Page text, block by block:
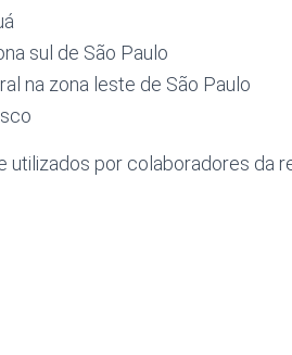
sul de São Paulo
na zona leste de São Paulo
utilizados por colaboradores da